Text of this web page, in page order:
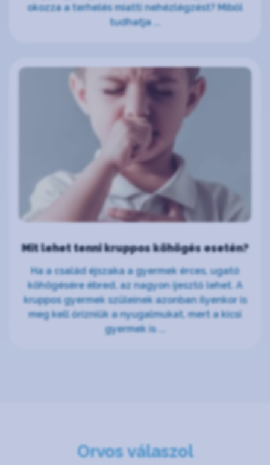
okozza a terhelés miatti nehézlégzést? Miből
tudhatja ...
Mit lehet tenni kruppos köhögés esetén?
Ha a család éjszaka a gyermek érces, ugató
köhögésére ébred, az nagyon ijesztő lehet. A
kruppos gyermek szüleinek azonban ilyenkor is
meg kell őrizniük a nyugalmukat, mert a kicsi
gyermek is ...
Orvos válaszol